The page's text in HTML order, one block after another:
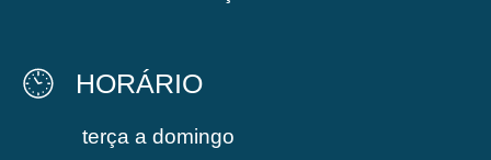
HORÁRIO
terça a domingo